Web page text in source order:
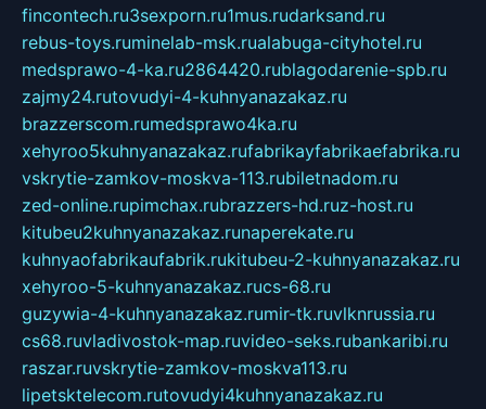
fincontech.ru3sexporn.ru1mus.rudarksand.ru
rebus-toys.ruminelab-msk.rualabuga-cityhotel.ru
medsprawo-4-ka.ru2864420.rublagodarenie-spb.ru
zajmy24.rutovudyi-4-kuhnyanazakaz.ru
brazzerscom.rumedsprawo4ka.ru
xehyroo5kuhnyanazakaz.rufabrikayfabrikaefabrika.ru
vskrytie-zamkov-moskva-113.rubiletnadom.ru
zed-online.rupimchax.rubrazzers-hd.ruz-host.ru
kitubeu2kuhnyanazakaz.runaperekate.ru
kuhnyaofabrikaufabrik.rukitubeu-2-kuhnyanazakaz.ru
xehyroo-5-kuhnyanazakaz.rucs-68.ru
guzywia-4-kuhnyanazakaz.rumir-tk.ruvlknrussia.ru
cs68.ruvladivostok-map.ruvideo-seks.rubankaribi.ru
raszar.ruvskrytie-zamkov-moskva113.ru
lipetsktelecom.rutovudyi4kuhnyanazakaz.ru